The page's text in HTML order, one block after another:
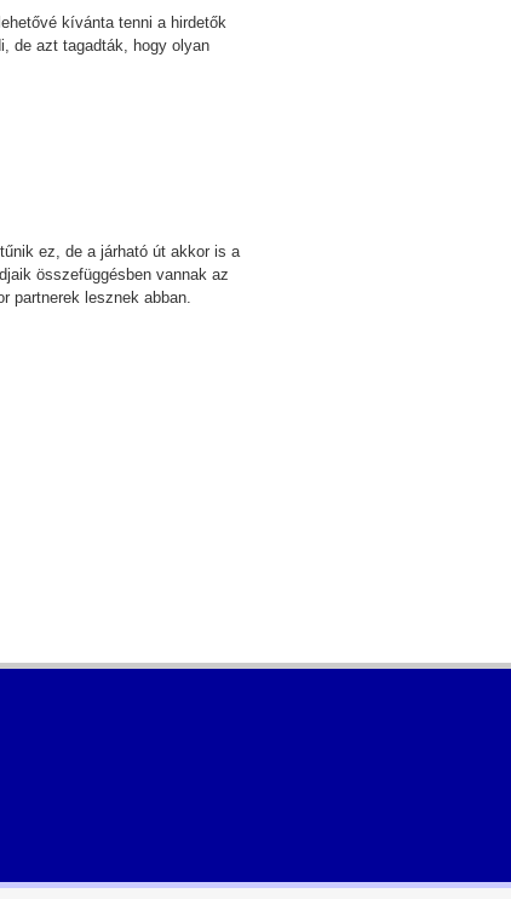
kívánta tenni a hirdetők
de azt tagadták, hogy olyan
ez, de a járható út akkor is a
összefüggésben vannak az
partnerek lesznek abban.